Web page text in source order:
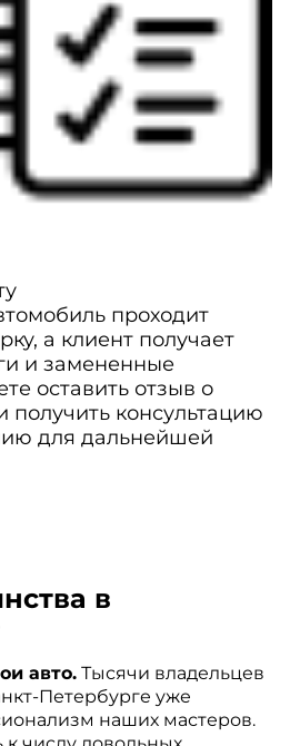
проходит
а клиент получает
и замененные
оставить отзыв о
получить консультацию
для дальнейшей
в
авто.Тысячи владельцев
Петербурге уже
наших мастеров.